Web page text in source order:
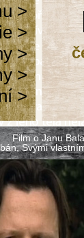
>
>
>
>
>
Film o Janu
Svými